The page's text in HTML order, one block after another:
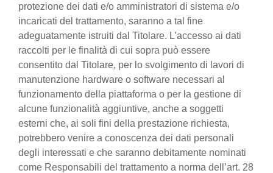
protezione dei dati e/o amministratori di sistema e/o
incaricati del trattamento, saranno a tal fine
adeguatamente istruiti dal Titolare. L’accesso ai dati
raccolti per le finalità di cui sopra può essere
consentito dal Titolare, per lo svolgimento di lavori di
manutenzione hardware o software necessari al
funzionamento della piattaforma o per la gestione di
alcune funzionalità aggiuntive, anche a soggetti
esterni che, ai soli fini della prestazione richiesta,
potrebbero venire a conoscenza dei dati personali
degli interessati e che saranno debitamente nominati
come Responsabili del trattamento a norma dell’art. 28